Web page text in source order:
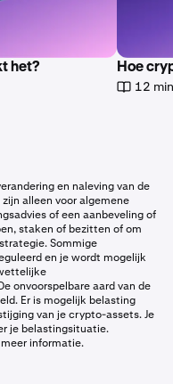
het? Hoe
12
en naleving van de
alleen voor algemene
of een aanbeveling of
staken of bezitten of om
Sommige
en je wordt mogelijk
onvoorspelbare aard van de
Er is mogelijk belasting
van je crypto-assets. Je
je belastingsituatie.
informatie.